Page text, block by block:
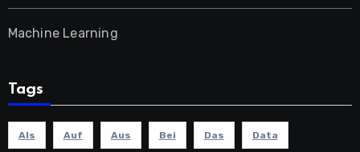
Machine Learning
Tags
Als Auf Aus Bei Das Data